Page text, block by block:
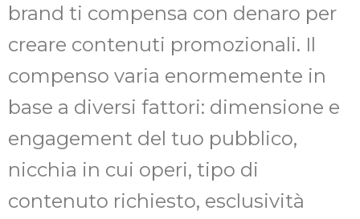
brand ti compensa con denaro per
creare contenuti promozionali. Il
compenso varia enormemente in
base a diversi fattori: dimensione e
engagement del tuo pubblico,
nicchia in cui operi, tipo di
contenuto richiesto, esclusività